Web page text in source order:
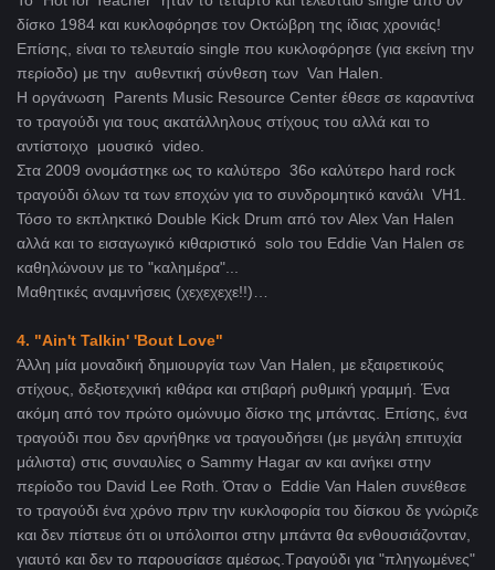
δίσκο 1984 και κυκλοφόρησε τον Οκτώβρη της ίδιας χρονιάς!
Επίσης, είναι το τελευταίο single που κυκλοφόρησε (για εκείνη την
περίοδο) με την αυθεντική σύνθεση των Van Halen.
Η οργάνωση Parents Music Resource Center έθεσε σε καραντίνα
το τραγούδι για τους ακατάλληλους στίχους του αλλά και το
αντίστοιχο μουσικό video.
Στα 2009 ονομάστηκε ως το καλύτερο 36ο καλύτερο hard rock
τραγούδι όλων τα των εποχών για το συνδρομητικό κανάλι VH1.
Τόσο το εκπληκτικό Double Kick Drum από τον Alex Van Halen
αλλά και το εισαγωγικό κιθαριστικό solo του Eddie Van Halen σε
καθηλώνουν με το "καλημέρα"...
Μαθητικές αναμνήσεις (χεχεχεχε!!)…
4. "Ain't Talkin' 'Bout Love"
Άλλη μία μοναδική δημιουργία των Van Halen, με εξαιρετικούς
στίχους, δεξιοτεχνική κιθάρα και στιβαρή ρυθμική γραμμή. Ένα
ακόμη από τον πρώτο ομώνυμο δίσκο της μπάντας. Επίσης, ένα
τραγούδι που δεν αρνήθηκε να τραγουδήσει (με μεγάλη επιτυχία
μάλιστα) στις συναυλίες ο Sammy Hagar αν και ανήκει στην
περίοδο του David Lee Roth. Όταν ο Eddie Van Halen συνέθεσε
το τραγούδι ένα χρόνο πριν την κυκλοφορία του δίσκου δε γνώριζε
και δεν πίστευε ότι οι υπόλοιποι στην μπάντα θα ενθουσιάζονταν,
γιαυτό και δεν το παρουσίασε αμέσως.Τραγούδι για "πληγωμένες"